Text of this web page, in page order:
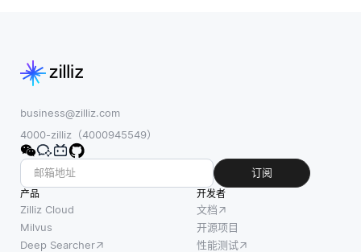
business@zilliz.com
4000-zilliz（4000945549）
订阅
产品
Zilliz Cloud
Milvus
Deep Searcher
开发者
文档
开源项目
性能测试